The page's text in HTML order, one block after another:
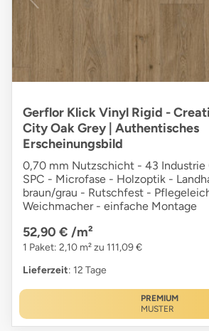
Gerflor Klick Vinyl Rigid -
City Oak Grey | Authentisches
Erscheinungsbild
0,70 mm Nutzschicht - 43 Industrie
SPC - Microfase - Holzoptik -
braun/grau - Rutschfest -
Weichmacher - einfache Montage
52,90 € /m²
1 Paket: 2,10 m² zu 111,09 €
Lieferzeit: 12 Tage
PREMIUM
MUSTER